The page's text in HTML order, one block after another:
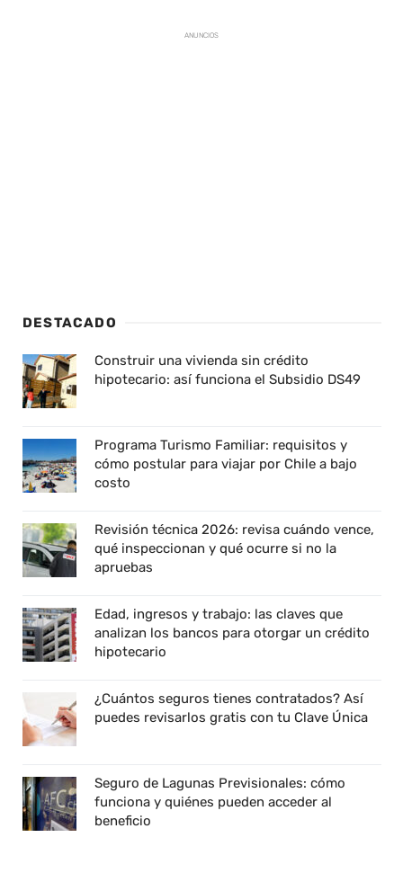
ANUNCIOS
DESTACADO
Construir una vivienda sin crédito
hipotecario: así funciona el Subsidio DS49
Programa Turismo Familiar: requisitos y
cómo postular para viajar por Chile a bajo
costo
Revisión técnica 2026: revisa cuándo vence,
qué inspeccionan y qué ocurre si no la
apruebas
Edad, ingresos y trabajo: las claves que
analizan los bancos para otorgar un crédito
hipotecario
¿Cuántos seguros tienes contratados? Así
puedes revisarlos gratis con tu Clave Única
Seguro de Lagunas Previsionales: cómo
funciona y quiénes pueden acceder al
beneficio